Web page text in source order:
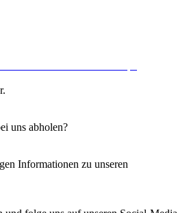
uns abholen?
Informationen zu unseren